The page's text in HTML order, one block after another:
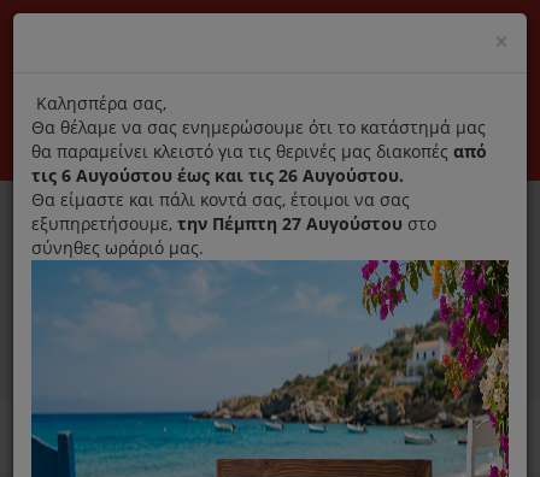
Αποκλειστικά γνήσια ανταλλακτικά
Σύνδεση Εγγραφή Εταιρεία Επικοινωνία
0
Ανταλλακτικά ηλεκτρικών συσκευών MENU
×
title
Καλησπέρα σας,
Θα θέλαμε να σας ενημερώσουμε ότι το κατάστημά μας
θα παραμείνει κλειστό για τις θερινές μας διακοπές από
τις 6 Αυγούστου έως και τις 26 Αυγούστου.
Θα είμαστε και πάλι κοντά σας, έτοιμοι να σας
εξυπηρετήσουμε, την Πέμπτη 27 Αυγούστου στο
σύνηθες ωράριό μας.